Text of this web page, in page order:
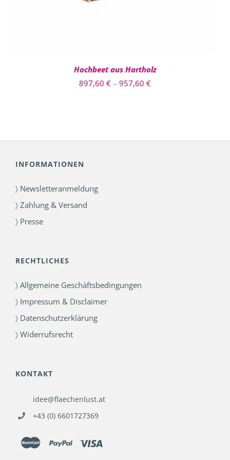
GEWÄHLT
WERDEN
Hochbeet aus Hartholz
897,60 € – 957,60 €Preisspanne:
INFORMATIONEN
〉 Newsletteranmeldung
〉 Zahlung & Versand
〉 Presse
RECHTLICHES
〉 Allgemeine Geschäftsbedingungen
〉 Impressum & Disclaimer
〉 Datenschutzerklärung
〉 Widerrufsrecht
KONTAKT
idee@flaechenlust.at
+43 (0) 6601727369